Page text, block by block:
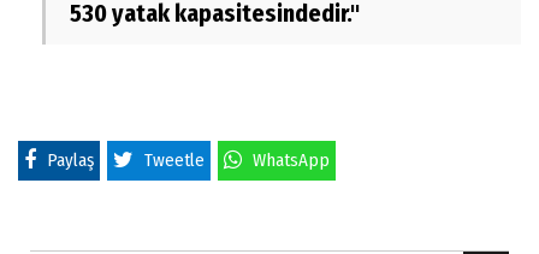
530 yatak kapasitesindedir."
Paylaş Tweetle WhatsApp